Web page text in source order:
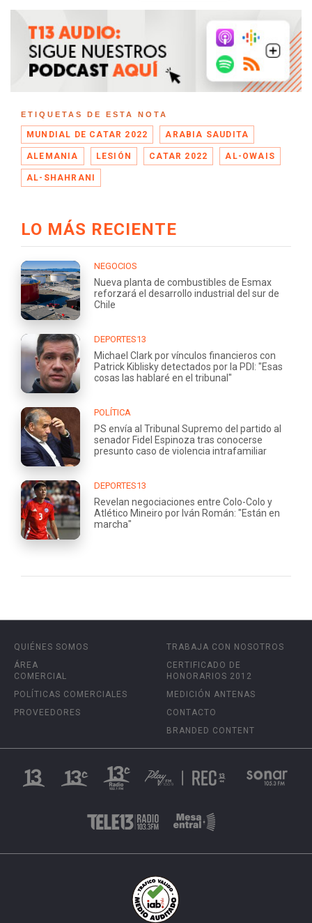
ETIQUETAS DE ESTA NOTA
MUNDIAL DE CATAR 2022 ARABIA SAUDITA
ALEMANIA LESIÓN CATAR 2022 AL-OWAIS
AL-SHAHRANI
LO MÁS RECIENTE
NEGOCIOS
Nueva planta de combustibles de Esmax
reforzará el desarrollo industrial del sur de
Chile
DEPORTES13
Michael Clark por vínculos financieros con
Patrick Kiblisky detectados por la PDI: "Esas
cosas las hablaré en el tribunal"
POLÍTICA
PS envía al Tribunal Supremo del partido al
senador Fidel Espinoza tras conocerse
presunto caso de violencia intrafamiliar
DEPORTES13
Revelan negociaciones entre Colo-Colo y
Atlético Mineiro por Iván Román: "Están en
marcha"
QUIÉNES SOMOS
ÁREA
COMERCIAL
POLÍTICAS COMERCIALES
PROVEEDORES
TRABAJA CON NOSOTROS
CERTIFICADO DE
HONORARIOS 2012
MEDICIÓN ANTENAS
CONTACTO
BRANDED CONTENT